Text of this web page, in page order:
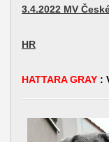
3.4.2022 MV
HR
HATTARA GRAY: